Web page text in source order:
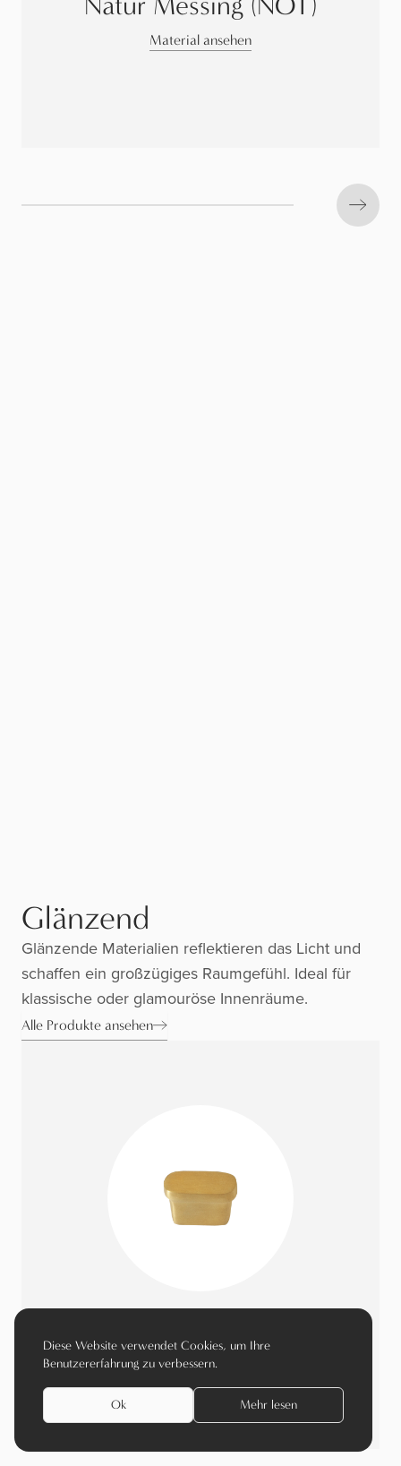
Material ansehen
Next
Glänzend
Glänzende Materialien reflektieren das Licht und
schaffen ein großzügiges Raumgefühl. Ideal für
klassische oder glamouröse Innenräume.
Alle Produkte ansehen
Natur Messing Poliert (NOL)
Material ansehen
Diese Website verwendet Cookies, um Ihre
Benutzererfahrung zu verbessern.
Ok Mehr lesen